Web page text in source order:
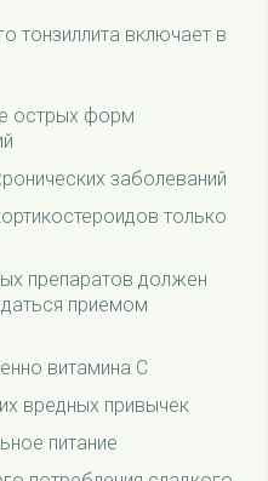
тонзиллита включает в
острых форм
заболеваний
только
препаратов должен
приемом
витамина С
вредных привычек
питание